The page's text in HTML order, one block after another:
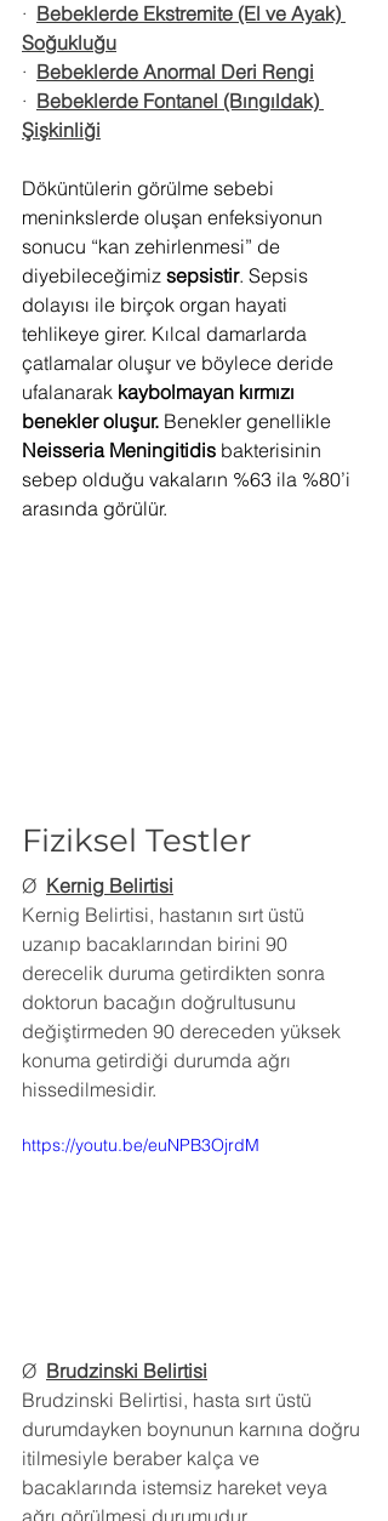
· Bebeklerde Ekstremite (El ve Ayak)
Soğukluğu
· Bebeklerde Anormal Deri Rengi
· Bebeklerde Fontanel (Bıngıldak)
Şişkinliği
Döküntülerin görülme sebebi
meninkslerde oluşan enfeksiyonun
sonucu “kan zehirlenmesi” de
diyebileceğimiz sepsistir. Sepsis
dolayısı ile birçok organ hayati
tehlikeye girer. Kılcal damarlarda
çatlamalar oluşur ve böylece deride
ufalanarak kaybolmayan kırmızı
benekler oluşur. Benekler genellikle
Neisseria Meningitidis bakterisinin
sebep olduğu vakaların %63 ila %80’i
arasında görülür.
Fiziksel Testler
Ø Kernig Belirtisi
Kernig Belirtisi, hastanın sırt üstü
uzanıp bacaklarından birini 90
derecelik duruma getirdikten sonra
doktorun bacağın doğrultusunu
değiştirmeden 90 dereceden yüksek
konuma getirdiği durumda ağrı
hissedilmesidir.
https://youtu.be/euNPB3OjrdM
Ø Brudzinski Belirtisi
Brudzinski Belirtisi, hasta sırt üstü
durumdayken boynunun karnına doğru
itilmesiyle beraber kalça ve
bacaklarında istemsiz hareket veya
ağrı görülmesi durumudur.